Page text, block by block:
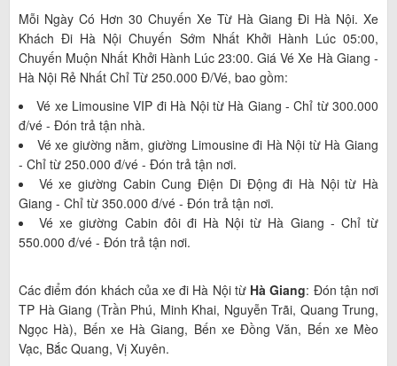
Mỗi Ngày Có Hơn 30 Chuyến Xe Từ Hà Giang Đi Hà Nội. Xe
Khách Đi Hà Nội Chuyến Sớm Nhất Khởi Hành Lúc 05:00,
Chuyến Muộn Nhất Khởi Hành Lúc 23:00. Giá Vé Xe Hà Giang -
Hà Nội Rẻ Nhất Chỉ Từ 250.000 Đ/vé, bao gồm:
Vé xe Limousine VIP đi Hà Nội từ Hà Giang - Chỉ từ 300.000
đ/vé - Đón trả tận nhà.
Vé xe giường nằm, giường Limousine đi Hà Nội từ Hà Giang
- Chỉ từ 250.000 đ/vé - Đón trả tận nơi.
Vé xe giường Cabin Cung Điện Di Động đi Hà Nội từ Hà
Giang - Chỉ từ 350.000 đ/vé - Đón trả tận nơi.
Vé xe giường Cabin đôi đi Hà Nội từ Hà Giang - Chỉ từ
550.000 đ/vé - Đón trả tận nơi.
Các điểm đón khách của xe đi Hà Nội từ Hà Giang: Đón tận nơi
TP Hà Giang (Trần Phú, Minh Khai, Nguyễn Trãi, Quang Trung,
Ngọc Hà), Bến xe Hà Giang, Bến xe Đồng Văn, Bến xe Mèo
Vạc, Bắc Quang, Vị Xuyên.